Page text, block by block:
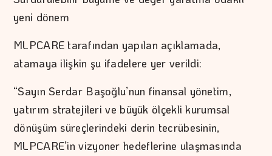
yeni dönem
MLPCARE tarafından yapılan açıklamada,
atamaya ilişkin şu ifadelere yer verildi:
“Sayın Serdar Başoğlu’nun finansal yönetim,
yatırım stratejileri ve büyük ölçekli kurumsal
dönüşüm süreçlerindeki derin tecrübesinin,
MLPCARE’in vizyoner hedeflerine ulaşmasında